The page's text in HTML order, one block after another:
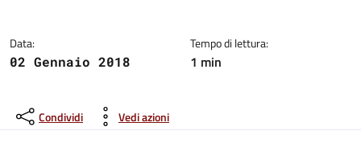
Data:
02 Gennaio 2018
Tempo di lettura:
1 min
Condividi Vedi azioni